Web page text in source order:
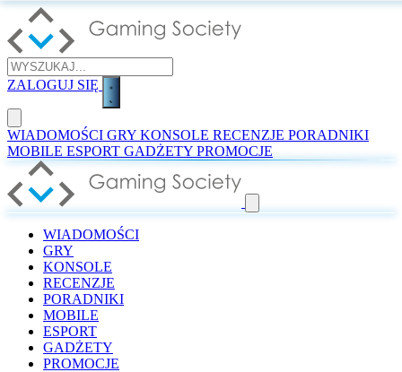
ZALOGUJ SIĘ
WIADOMOŚCI GRY KONSOLE RECENZJE PORADNIKI
MOBILE ESPORT GADŻETY PROMOCJE
WIADOMOŚCI
GRY
KONSOLE
RECENZJE
PORADNIKI
MOBILE
ESPORT
GADŻETY
PROMOCJE